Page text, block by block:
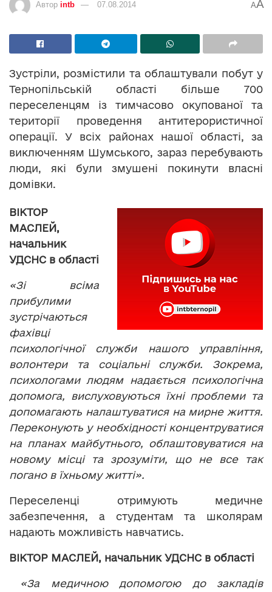
Автор intb 07.08.2014 AA
Зустріли, розмістили та облаштували побут у
Тернопільській області більше 700
переселенцям із тимчасово окупованої та
території проведення антитерористичної
операції. У всіх районах нашої області, за
виключенням Шумського, зараз перебувають
люди, які були змушені покинути власні
домівки.
ВІКТОР
МАСЛЕЙ,
начальник
УДСНС в області
«Зі всіма
прибулими
зустрічаються
фахівці
психологічної служби нашого управління,
волонтери та соціальні служби. Зокрема,
психологами людям надається психологічна
допомога, вислуховуються їхні проблеми та
допомагають налаштуватися на мирне життя.
Переконують у необхідності концентруватися
на планах майбутнього, облаштовуватися на
новому місці та зрозуміти, що не все так
погано в їхньому житті».
Переселенці отримують медичне
забезпечення, а студентам та школярам
надають можливість навчатись.
ВІКТОР МАСЛЕЙ, начальник УДСНС в області
«За медичною допомогою до закладів